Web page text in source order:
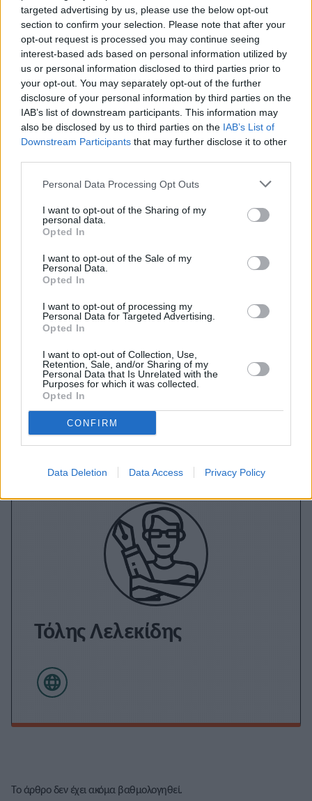
targeted advertising by us, please use the below opt-out
section to confirm your selection. Please note that after your
opt-out request is processed you may continue seeing
interest-based ads based on personal information utilized by
us or personal information disclosed to third parties prior to
your opt-out. You may separately opt-out of the further
disclosure of your personal information by third parties on the
IAB’s list of downstream participants. This information may
also be disclosed by us to third parties on the IAB’s List of
Downstream Participants that may further disclose it to other
Personal Data Processing Opt Outs
I want to opt-out of the Sharing of my
personal data.
Opted In
I want to opt-out of the Sale of my
Personal Data.
Opted In
I want to opt-out of processing my
Personal Data for Targeted Advertising.
Opted In
I want to opt-out of Collection, Use,
Retention, Sale, and/or Sharing of my
Personal Data that Is Unrelated with the
Purposes for which it was collected.
Opted In
CONFIRM
Data Deletion Data Access Privacy Policy
A- A±
για το ζήτημα.
Η πρόεδρος του ΣΕΓΑΣ ζήτησε να πραγματοποιηθεί
ψηφοφορία για το αν το σώμα επιθυμεί να εφαρμόσει ή
όχι το Νόμο, η οποία έγινε αποδεκτή κατά πλειοψηφία.
Υπήρξαν ωστόσο και ενστάσεις από μέλη που εξαρχής
διαφώνησαν.
Την παραίτηση του από το Δ.Σ διαμαρτυρόμενος για τη
διαδικασία υπέβαλε οΣτέλιος Δημότσιος».
Εγγραφείτε στο Stivostime των
Τόλης Λελεκίδης
Το άρθρο δεν έχει ακόμα βαθμολογηθεί.